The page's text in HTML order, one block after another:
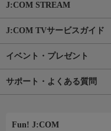
J:COM STREAM
J:COM TVサービスガイド
イベント・プレゼント
サポート・よくある質問
Fun! J:COM